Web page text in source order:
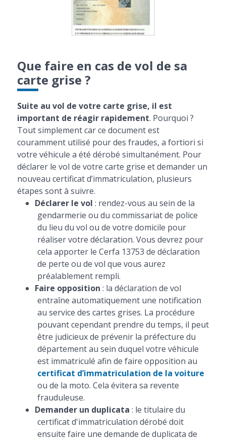
Que faire en cas de vol de sa
carte grise ?
Suite au vol de votre carte grise, il est
important de réagir rapidement. Pourquoi ?
Tout simplement car ce document est
couramment utilisé pour des fraudes, a fortiori si
votre véhicule a été dérobé simultanément. Pour
déclarer le vol de votre carte grise et demander un
nouveau certificat d’immatriculation, plusieurs
étapes sont à suivre.
Déclarer le vol : rendez-vous au sein de la
gendarmerie ou du commissariat de police
du lieu du vol ou de votre domicile pour
réaliser votre déclaration. Vous devrez pour
cela apporter le Cerfa 13753 de déclaration
de perte ou de vol que vous aurez
préalablement rempli.
Faire opposition : la déclaration de vol
entraîne automatiquement une notification
au service des cartes grises. La procédure
pouvant cependant prendre du temps, il peut
être judicieux de prévenir la préfecture du
département au sein duquel votre véhicule
est immatriculé afin de faire opposition au
certificat d’immatriculation de la voiture
ou de la moto. Cela évitera sa revente
frauduleuse.
Demander un duplicata : le titulaire du
certificat d'immatriculation dérobé doit
ensuite faire une demande de duplicata de